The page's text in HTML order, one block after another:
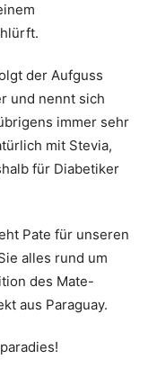
der Aufguss
und nennt sich
immer sehr
mit Stevia,
für Diabetiker
Pate für unseren
alles rund um
des Mate-
aus Paraguay.